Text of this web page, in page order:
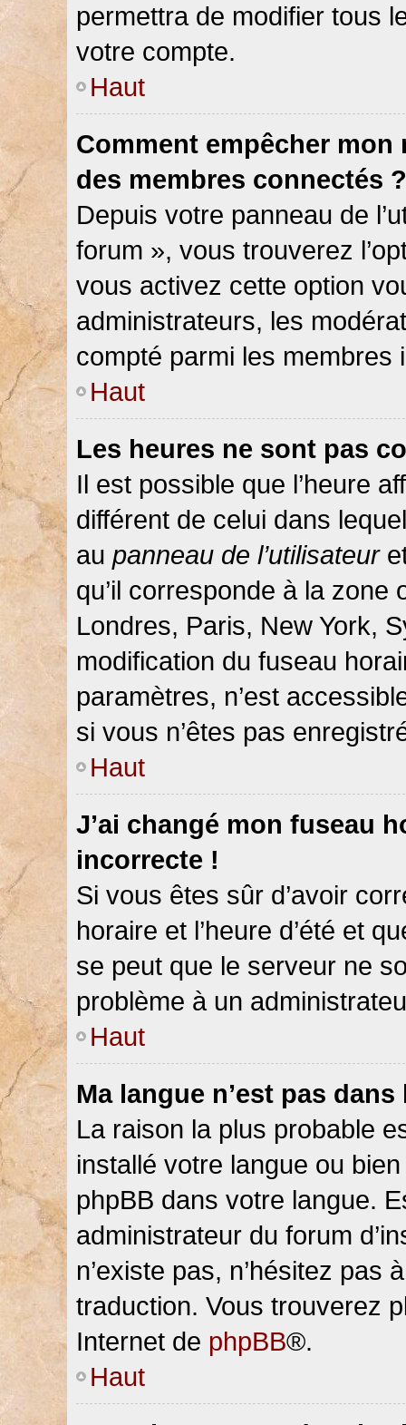
permettra de modifier tous
votre compte.
Haut
Comment empêcher mon
des membres connectés ?
Depuis votre panneau de
forum », vous trouverez
vous activez cette option
administrateurs, les
compté parmi les membres
Haut
Les heures ne sont pas
Il est possible que l’heure
différent de celui dans
au panneau de l’utilisateur
qu’il corresponde à la
Londres, Paris, New York,
modification du fuseau
paramètres, n’est
si vous n’êtes pas
Haut
J’ai changé mon fuseau
incorrecte !
Si vous êtes sûr d’avoir
horaire et l’heure d’été et
se peut que le serveur ne
problème à un
Haut
Ma langue n’est pas
La raison la plus probable
installé votre langue ou
phpBB dans votre langue.
administrateur du forum
n’existe pas, n’hésitez pas
traduction. Vous trouverez
Internet de phpBB®.
Haut